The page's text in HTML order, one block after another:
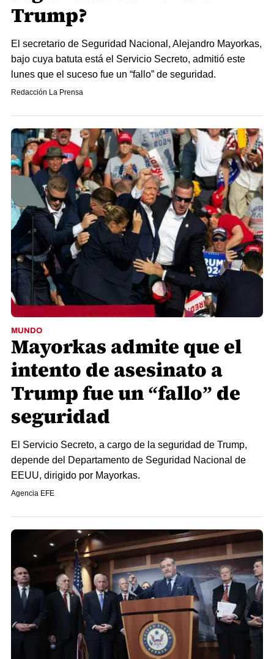
Trump?
El secretario de Seguridad Nacional, Alejandro Mayorkas,
bajo cuya batuta está el Servicio Secreto, admitió este
lunes que el suceso fue un “fallo” de seguridad.
Redacción La Prensa
MUNDO
Mayorkas admite que el
intento de asesinato a
Trump fue un “fallo” de
seguridad
El Servicio Secreto, a cargo de la seguridad de Trump,
depende del Departamento de Seguridad Nacional de
EEUU, dirigido por Mayorkas.
Agencia EFE